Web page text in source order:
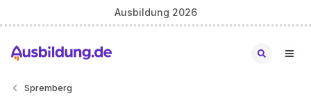
Ausbildung 2026
Spremberg